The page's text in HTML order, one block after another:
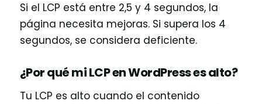
Si el LCP está entre 2,5 y 4 segundos, la
página necesita mejoras. Si supera los 4
segundos, se considera deficiente.
¿Por qué mi LCP en WordPress es alto?
Tu LCP es alto cuando el contenido